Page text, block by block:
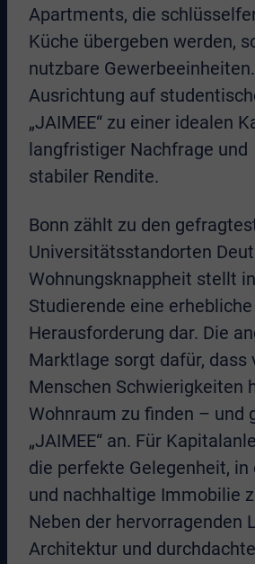
Apartments, die
Küche übergeben werden,
nutzbare
Ausrichtung auf
„JAIMEE“ zu einer idealen
langfristiger Nachfrage und
stabiler Rendite.
Bonn zählt zu den
Universitätsstandorten
Wohnungsknappheit stellt
Studierende eine erhebliche
Herausforderung dar. Die
Marktlage sorgt dafür, dass
Menschen Schwierigkeiten
Wohnraum zu finden – und
„JAIMEE“ an. Für
die perfekte Gelegenheit,
und nachhaltige Immobilie
Neben der hervorragenden
Architektur und